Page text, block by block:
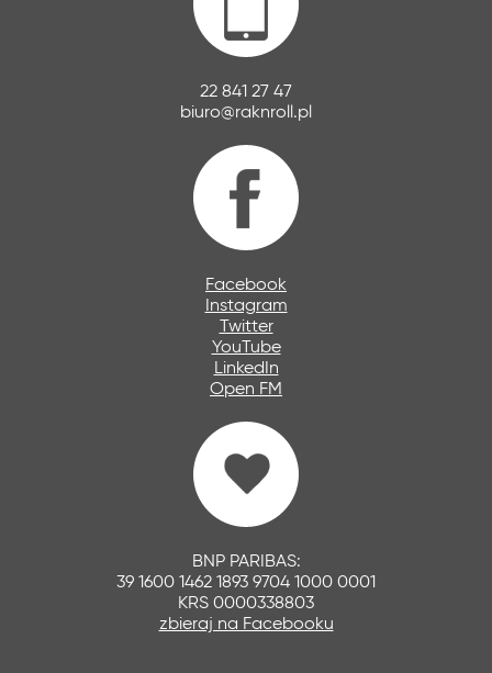
22 841 27 47
biuro@raknroll.pl
Facebook
Instagram
Twitter
YouTube
LinkedIn
Open FM
BNP PARIBAS:
39 1600 1462 1893 9704 1000 0001
KRS 0000338803
zbieraj na Facebooku